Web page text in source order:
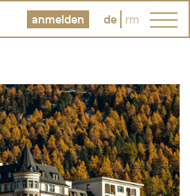
anmelden de rm